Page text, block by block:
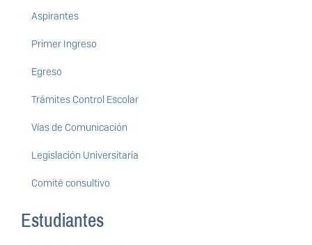
Aspirantes
Primer Ingreso
Egreso
Trámites Control Escolar
Vías de Comunicación
Legislación Universitaria
Comité consultivo
Estudiantes